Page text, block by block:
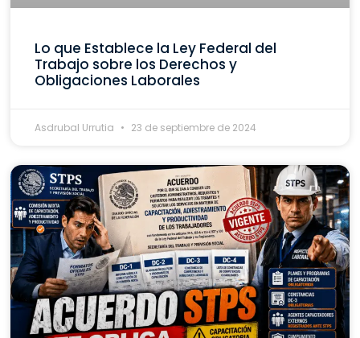
Lo que Establece la Ley Federal del
Trabajo sobre los Derechos y
Obligaciones Laborales
Asdrubal Urrutia 23 de septiembre de 2024